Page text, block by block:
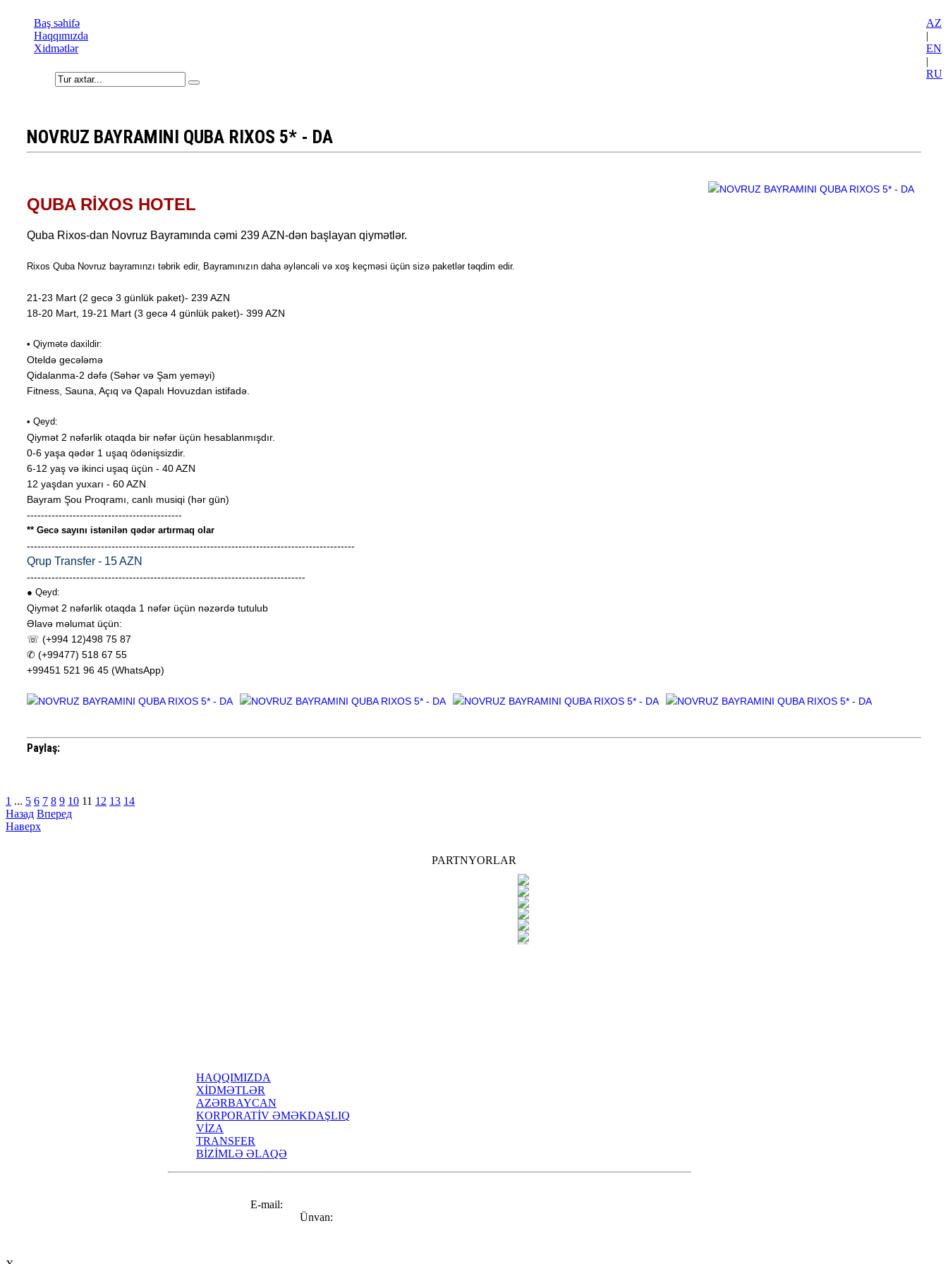
Baş səhifə
Haqqımızda
Xidmətlər
AZ
|
EN
|
RU
NOVRUZ BAYRAMINI QUBA RIXOS 5* - DA
QUBA RİXOS HOTEL
Quba Rixos-dan Novruz Bayramında cəmi 239 AZN-dən başlayan qiymətlər.
Rixos Quba Novruz bayramınzı təbrik edir, Bayramınızın daha əyləncəli və xoş keçməsi üçün sizə paketlər təqdim edir.
21-23 Mart (2 gecə 3 günlük paket)- 239 AZN
18-20 Mart, 19-21 Mart (3 gecə 4 günlük paket)- 399 AZN
• Qiymətə daxildir:
Oteldə gecələmə
Qidalanma-2 dəfə (Səhər və Şam yeməyi)
Fitness, Sauna, Açıq və Qapalı Hovuzdan istifadə.
• Qeyd:
Qiymət 2 nəfərlik otaqda bir nəfər üçün hesablanmışdır.
0-6 yaşa qədər 1 uşaq ödənişsizdir.
6-12 yaş və ikinci uşaq üçün - 40 AZN
12 yaşdan yuxarı - 60 AZN
Bayram Şou Proqramı, canlı musiqi (hər gün)
--------------------------------------------
** Gecə sayını istənilən qədər artırmaq olar
---------------------------------------------------------------------------------------------
Qrup Transfer - 15 AZN
-------------------------------------------------------------------------------
● Qeyd:
Qiymət 2 nəfərlik otaqda 1 nəfər üçün nəzərdə tutulub
Əlavə məlumat üçün:
☏ (+994 12)498 75 87
✆ (+99477) 518 67 55
+99451 521 96 45 (WhatsApp)
Paylaş:
1 ... 5 6 7 8 9 10 11 12 13 14
Назад Вперед
Наверх
PARTNYORLAR
HAQQIMIZDA
XİDMƏTLƏR
AZƏRBAYCAN
KORPORATİV ƏMƏKDAŞLIQ
VİZA
TRANSFER
BİZİMLƏ ƏLAQƏ
E-mail:
Ünvan: